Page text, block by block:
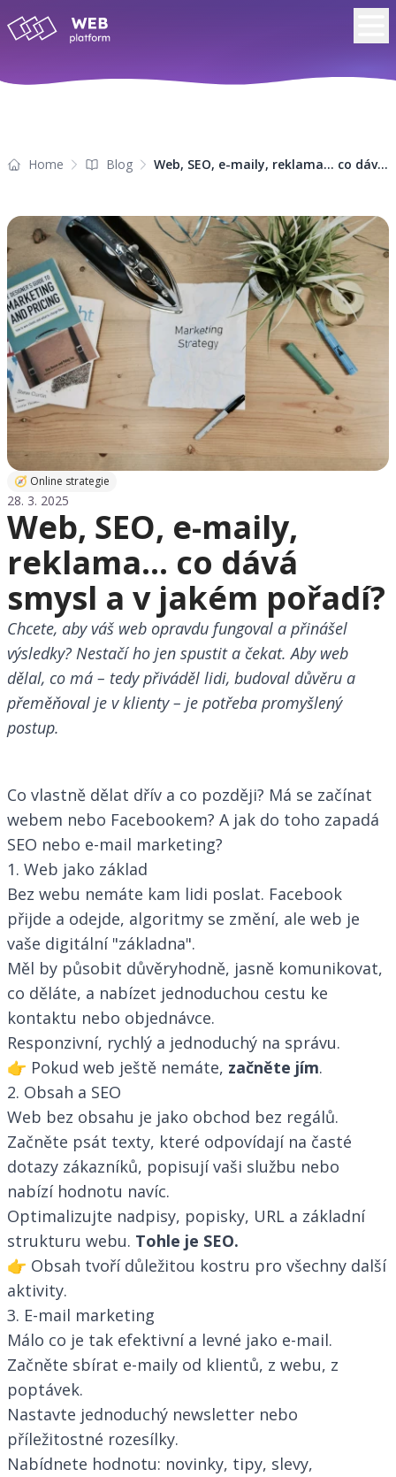
Home Blog Web, SEO, e-maily, reklama… co dává smysl a v jakém pořadí?
🧭 Online strategie
28. 3. 2025
Web, SEO, e-maily,
reklama… co dává
smysl a v jakém pořadí?
Chcete, aby váš web opravdu fungoval a přinášel
výsledky? Nestačí ho jen spustit a čekat. Aby web
dělal, co má – tedy přiváděl lidi, budoval důvěru a
přeměňoval je v klienty – je potřeba promyšlený
postup.
Co vlastně dělat dřív a co později? Má se začínat
webem nebo Facebookem? A jak do toho zapadá
SEO nebo e-mail marketing?
1. Web jako základ
Bez webu nemáte kam lidi poslat. Facebook
přijde a odejde, algoritmy se změní, ale web je
vaše digitální "základna".
Měl by působit důvěryhodně, jasně komunikovat,
co děláte, a nabízet jednoduchou cestu ke
kontaktu nebo objednávce.
Responzivní, rychlý a jednoduchý na správu.
👉 Pokud web ještě nemáte, začněte jím.
2. Obsah a SEO
Web bez obsahu je jako obchod bez regálů.
Začněte psát texty, které odpovídají na časté
dotazy zákazníků, popisují vaši službu nebo
nabízí hodnotu navíc.
Optimalizujte nadpisy, popisky, URL a základní
strukturu webu. Tohle je SEO.
👉 Obsah tvoří důležitou kostru pro všechny další
aktivity.
3. E-mail marketing
Málo co je tak efektivní a levné jako e-mail.
Začněte sbírat e-maily od klientů, z webu, z
poptávek.
Nastavte jednoduchý newsletter nebo
příležitostné rozesílky.
Nabídnete hodnotu: novinky, tipy, slevy,